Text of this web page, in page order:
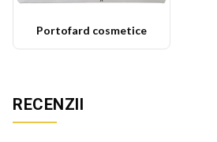
Portofard cosmetice
RECENZII